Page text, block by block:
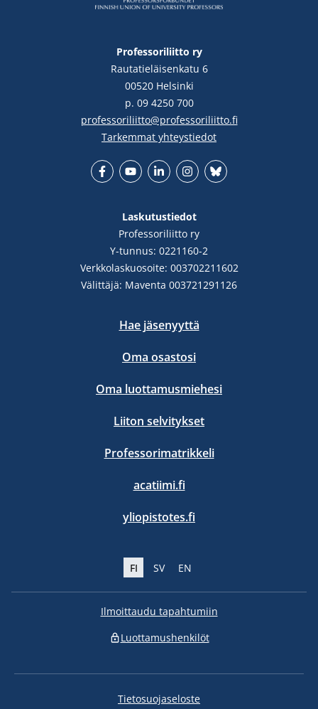
Professoriliitto ry
Rautatieläisenkatu 6
00520 Helsinki
p. 09 4250 700
professoriliitto@professoriliitto.fi
Tarkemmat yhteystiedot
Laskutustiedot
Professoriliitto ry
Y-tunnus: 0221160-2
Verkkolaskuosoite: 003702211602
Välittäjä: Maventa 003721291126
Hae jäsenyyttä
Oma osastosi
Oma luottamusmiehesi
Liiton selvitykset
Professorimatrikkeli
acatiimi.fi
yliopistotes.fi
FI SV EN
Ilmoittaudu tapahtumiin
Luottamushenkilöt
Tietosuojaseloste